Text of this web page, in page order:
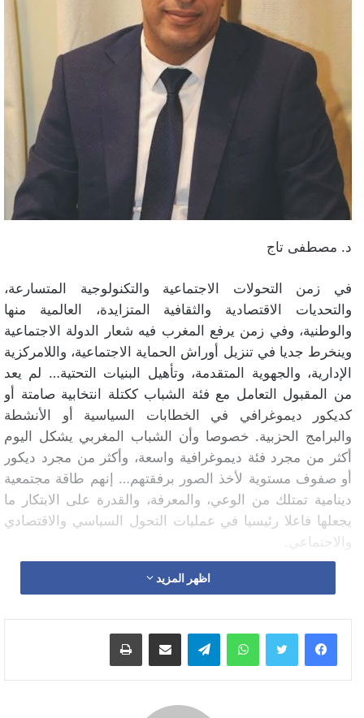
د. مصطفى تاج
في زمن التحولات الاجتماعية والتكنولوجية المتسارعة،
والتحديات الاقتصادية والثقافية المتزايدة، العالمية منها
والوطنية، وفي زمن يرفع المغرب فيه شعار الدولة الاجتماعية
وينخرط جديا في تنزيل أوراش الحماية الاجتماعية، واللامركزية
الإدارية، والجهوية المتقدمة، وتأهيل البنيات التحتية… لم يعد
من المقبول التعامل مع فئة الشباب ككتلة انتخابية صامتة أو
كديكور ديموغرافي في الخطابات السياسية أو الأنشطة
والبرامج الحزبية. خصوصا وأن الشباب المغربي يشكل اليوم
أكثر من مجرد فئة ديموغرافية واسعة، وأكثر من مجرد ديكور
أو صفوف مستوية لأخذ الصور برفقتهم… إنهم طاقة مجتمعية
دينامية تمتلك من الوعي، والمعرفة، والقدرة على الابتكار ما
يجعلها فاعلا رئيسيا في عمليات التحول السياسي والاقتصادي
والاجتماعي.
لقد أصبح من الضروري الاعتراف بقدرات الشباب وبحقهم في
المواكبة الفعلية لمبادرات الشباب تعني توفير التكوين،
ودعمهم مؤسساتيا، وتشجيعهم على صنع مشاريعهم الخاصة
وتحقيق أحلامهم عبر تيسير مساطر إنشاء المقاولات
وإخراج المجلس الاستشاري للشباب والعمل الجمعوي وضمان
اظهر المزيد
واتساب تيلقرام مشاركة عبر البريد طباعة